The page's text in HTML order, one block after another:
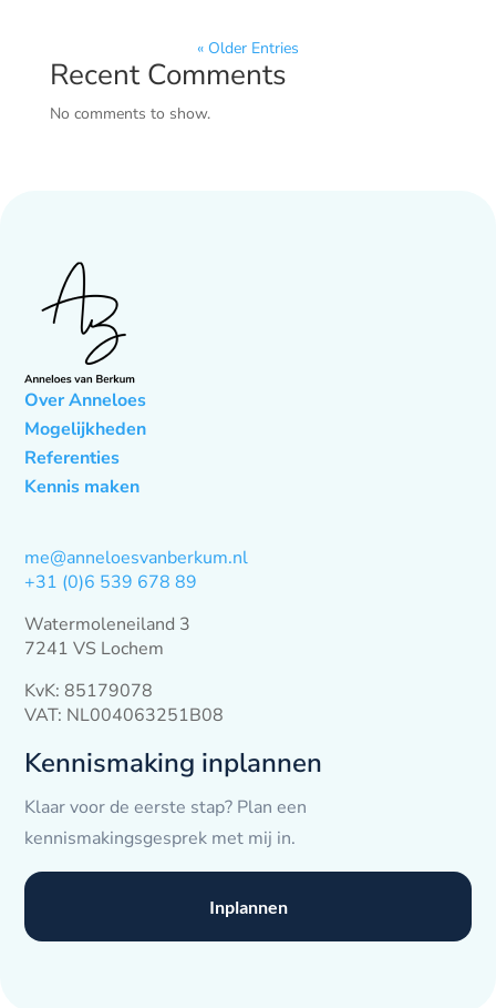
« Older Entries
Recent Comments
No comments to show.
Over Anneloes
Mogelijkheden
Referenties
Kennis maken
me@anneloesvanberkum.nl
+31 (0)6 539 678 89
Watermoleneiland 3
7241 VS Lochem
KvK: 85179078
VAT: NL004063251B08
Kennismaking inplannen
Klaar voor de eerste stap? Plan een
kennismakingsgesprek met mij in.
Inplannen